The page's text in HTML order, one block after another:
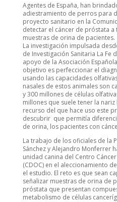
Agentes de España, han
adiestramiento de perros para
proyecto sanitario en la
detectar el cáncer de próstata
muestras de orina de pacientes.
La investigación impulsada
de Investigación Sanitaria La Fe
apoyo de la Asociación
objetivo es perfeccionar el
usando las capacidades
nasales de estos animales son
y 300 millones de células
millones que suele tener la
recurso del que hace uso este
descubrir que permitía
de orina, los pacientes con
La trabajo de los oficiales de la
Sánchez y Alejandro Monferrer
unidad canina del Centro
(CDOC) en el aleccionamiento
el estudio. El reto es que sean
señalizar muestras de orina de
próstata que presentan
metabolismo de células